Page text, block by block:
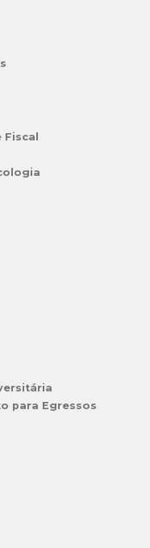
para Egressos